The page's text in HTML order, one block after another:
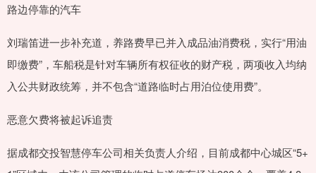
路边停靠的汽车
刘瑞笛进一步补充道，养路费早已并入成品油消费税，实行“用油
即缴费”，车船税是针对车辆所有权征收的财产税，两项收入均纳
入公共财政统筹，并不包含“道路临时占用泊位使用费”。
恶意欠费将被起诉追责
据成都交投智慧停车公司相关负责人介绍，目前成都中心城区“5+